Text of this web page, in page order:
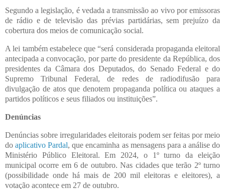
Segundo a legislação, é vedada a transmissão ao vivo por emissoras
de rádio e de televisão das prévias partidárias, sem prejuízo da
cobertura dos meios de comunicação social.
A lei também estabelece que “será considerada propaganda eleitoral
antecipada a convocação, por parte do presidente da República, dos
presidentes da Câmara dos Deputados, do Senado Federal e do
Supremo Tribunal Federal, de redes de radiodifusão para
divulgação de atos que denotem propaganda política ou ataques a
partidos políticos e seus filiados ou instituições”.
Denúncias
Denúncias sobre irregularidades eleitorais podem ser feitas por meio
doaplicativo Pardal, que encaminha as mensagens para a análise do
Ministério Público Eleitoral. Em 2024, o 1º turno da eleição
municipal ocorre em 6 de outubro. Nas cidades que terão 2º turno
(possibilidade onde há mais de 200 mil eleitoras e eleitores), a
votação acontece em 27 de outubro.